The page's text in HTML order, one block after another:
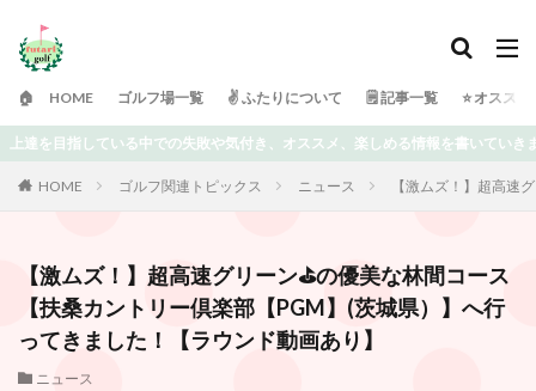
🏠 HOME ゴルフ場一覧 ✌️ ふたりについて 🗒 記事一覧 ⭐️ オスス
スメ、楽しめる情報を書いていきます⭐️ どうぞよろしくお願い致します😀
HOME ゴルフ関連トピックス ニュース 【激ムズ！】超高速
【激ムズ！】超高速グリーン⛳️の優美な林間コース
【扶桑カントリー倶楽部【PGM】(茨城県）】へ行
ってきました！【ラウンド動画あり】
ニュース